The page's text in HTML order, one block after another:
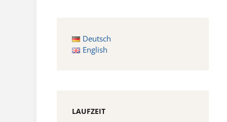
Deutsch
English
LAUFZEIT